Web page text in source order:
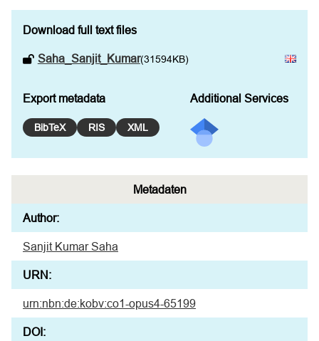
Download full text files
Saha_Sanjit_Kumar(31594KB)
Export metadata
BibTeX RIS XML
Additional Services
Metadaten
Author:
Sanjit Kumar Saha
URN:
urn:nbn:de:kobv:co1-opus4-65199
DOI: